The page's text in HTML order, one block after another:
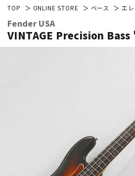
キーボード
TOP ONLINE STORE ベース エ
Fender USA
VINTAGE Precision